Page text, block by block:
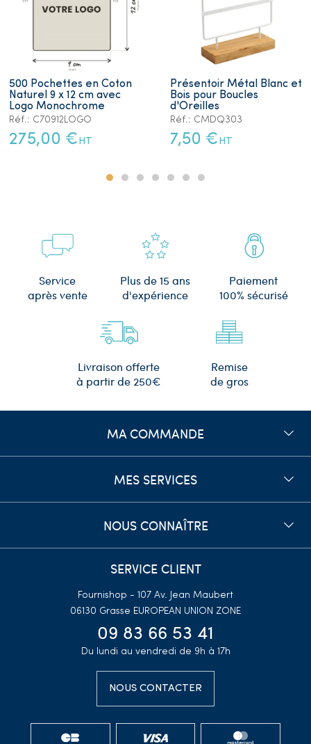
500 Pochettes en Coton
Naturel 9 x 12 cm avec
Logo Monochrome
Réf.: C70912LOGO
275,00 € HT
Présentoir Métal Blanc et
Bois pour Boucles
d'Oreilles
Réf.: CMDQ303
7,50 € HT
Service
après vente
Plus de 15 ans
d'expérience
Paiement
100% sécurisé
Livraison offerte
à partir de 250€
Remise
de gros
MA COMMANDE
MES SERVICES
NOUS CONNAÎTRE
SERVICE CLIENT
Fournishop - 107 Av. Jean Maubert
06130 Grasse EUROPEAN UNION ZONE
09 83 66 53 41
Du lundi au vendredi de 9h à 17h
NOUS CONTACTER